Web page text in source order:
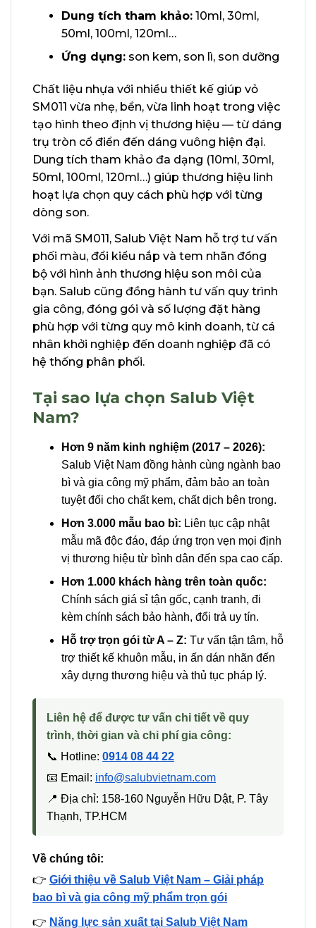
Dung tích tham khảo:10ml, 30ml,
50ml, 100ml, 120ml…
Ứng dụng:son kem, son lì, son dưỡng
Chất liệu nhựa với nhiều thiết kế giúp vỏ
SM011 vừa nhẹ, bền, vừa linh hoạt trong việc
tạo hình theo định vị thương hiệu — từ dáng
trụ tròn cổ điển đến dáng vuông hiện đại.
Dung tích tham khảo đa dạng (10ml, 30ml,
50ml, 100ml, 120ml…) giúp thương hiệu linh
hoạt lựa chọn quy cách phù hợp với từng
dòng son.
Với mã SM011, Salub Việt Nam hỗ trợ tư vấn
phối màu, đổi kiểu nắp và tem nhãn đồng
bộ với hình ảnh thương hiệu son môi của
bạn. Salub cũng đồng hành tư vấn quy trình
gia công, đóng gói và số lượng đặt hàng
phù hợp với từng quy mô kinh doanh, từ cá
nhân khởi nghiệp đến doanh nghiệp đã có
hệ thống phân phối.
Tại sao lựa chọn Salub Việt
Nam?
Hơn 9 năm kinh nghiệm (2017 – 2026):
Salub Việt Nam đồng hành cùng ngành bao
bì và gia công mỹ phẩm, đảm bảo an toàn
tuyệt đối cho chất kem, chất dịch bên trong.
Hơn 3.000 mẫu bao bì: Liên tục cập nhật
mẫu mã độc đáo, đáp ứng trọn vẹn mọi định
vị thương hiệu từ bình dân đến spa cao cấp.
Hơn 1.000 khách hàng trên toàn quốc:
Chính sách giá sỉ tận gốc, cạnh tranh, đi
kèm chính sách bảo hành, đổi trả uy tín.
Hỗ trợ trọn gói từ A – Z: Tư vấn tận tâm, hỗ
trợ thiết kế khuôn mẫu, in ấn dán nhãn đến
xây dựng thương hiệu và thủ tục pháp lý.
Liên hệ để được tư vấn chi tiết về quy
trình, thời gian và chi phí gia công:
📞 Hotline: 0914 08 44 22
📧 Email: info@salubvietnam.com
📍 Địa chỉ: 158-160 Nguyễn Hữu Dật, P. Tây
Thạnh, TP.HCM
Về chúng tôi:
👉 Giới thiệu về Salub Việt Nam – Giải pháp
bao bì và gia công mỹ phẩm trọn gói
👉 Năng lực sản xuất tại Salub Việt Nam